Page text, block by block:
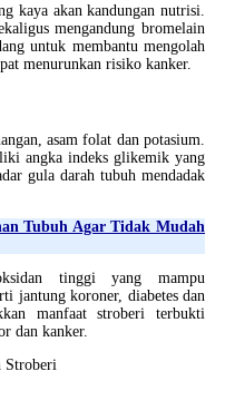
kaya akan kandungan nutrisi.
mengandung bromelain
untuk membantu mengolah
menurunkan risiko kanker.
asam folat dan potasium.
angka indeks glikemik yang
gula darah tubuh mendadak
Tubuh Agar Tidak Mudah
tinggi yang mampu
jantung koroner, diabetes dan
manfaat stroberi terbukti
dan kanker.